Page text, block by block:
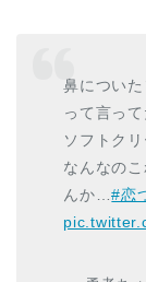
鼻についた
って言っ
ソフトク
なんなの
んか…#恋